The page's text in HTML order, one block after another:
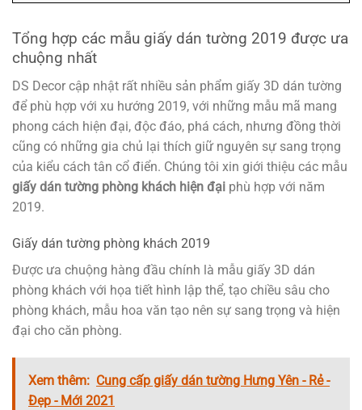
Tổng hợp các mẫu giấy dán tường 2019 được ưa
chuộng nhất
DS Decor cập nhật rất nhiều sản phẩm giấy 3D dán tường
để phù hợp với xu hướng 2019, với những mẫu mã mang
phong cách hiện đại, độc đáo, phá cách, nhưng đồng thời
cũng có những gia chủ lại thích giữ nguyên sự sang trọng
của kiểu cách tân cổ điển. Chúng tôi xin giới thiệu các mẫu
giấy dán tường phòng khách hiện đại phù hợp với năm
2019.
Giấy dán tường phòng khách 2019
Được ưa chuộng hàng đầu chính là mẫu giấy 3D dán
phòng khách với họa tiết hình lập thể, tạo chiều sâu cho
phòng khách, mẫu hoa văn tạo nên sự sang trọng và hiện
đại cho căn phòng.
Xem thêm: Cung cấp giấy dán tường Hưng Yên - Rẻ -
Đẹp - Mới 2021